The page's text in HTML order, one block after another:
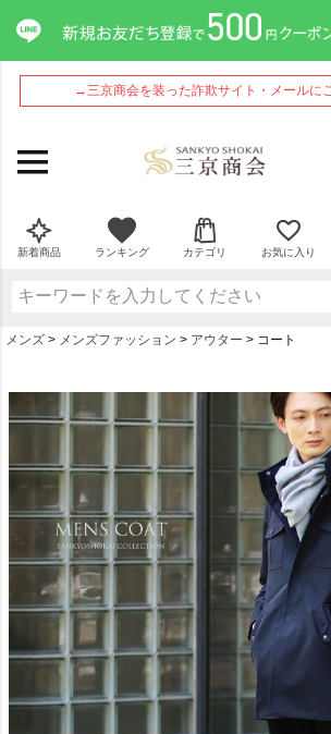
→三京商会を装った詐欺サイト・メールに
新着商品 ランキング カテゴリ お気に入り
メンズ メンズファッション アウター コート